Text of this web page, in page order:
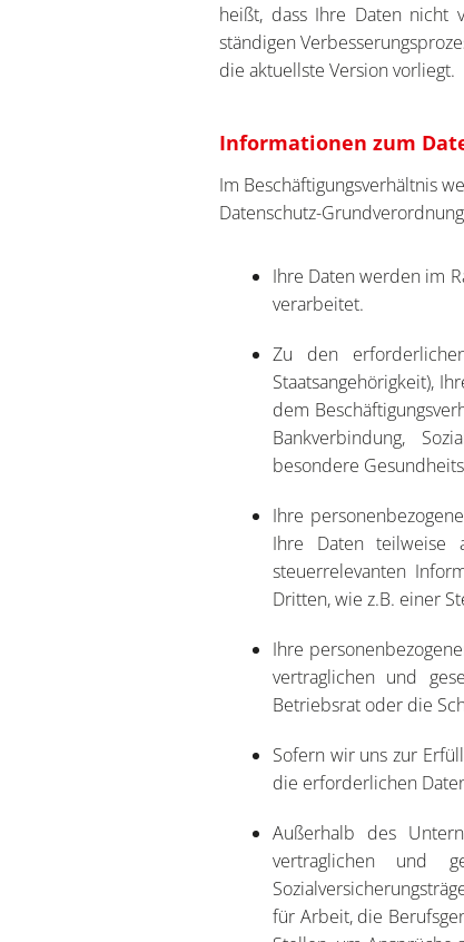
heißt, dass Ihre Daten nicht
ständigen
die aktuellste Version vorliegt.
Informationen zum
Im Beschäftigungsverhältnis
Datenschutz-
Ihre Daten werden im
verarbeitet.
Zu den
Staatsangehörigkeit),
dem
Bankverbindung,
besondere
Ihre
Ihre Daten teilweise
steuerrelevanten
Dritten, wie z.B. einer
Ihre
vertraglichen und
Betriebsrat oder die
Sofern wir uns zur
die erforderlichen
Außerhalb des
vertraglichen und
für Arbeit, die